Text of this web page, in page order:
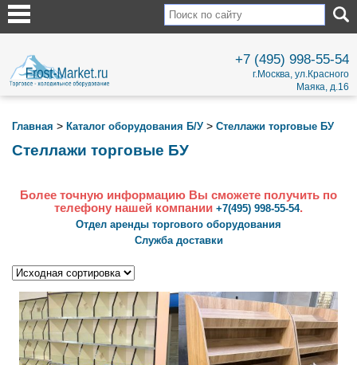
+7 (495) 998-55-54
г.Москва, ул.Красного
Маяка, д.16
Главная > Каталог оборудования Б/У > Стеллажи торговые БУ
Стеллажи торговые БУ
Более точную информацию Вы сможете получить по
телефону нашей компании +7(495) 998-55-54.
Отдел аренды торгового оборудования
Служба доставки